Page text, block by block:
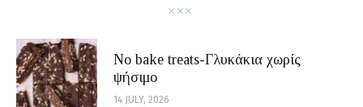
No bake treats-Γλυκάκια χωρίς
ψήσιμο
14 JULY, 2026